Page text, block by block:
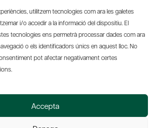
utilitzem tecnologies com ara les galetes
i/o accedir a la informació del dispositiu. El
tecnologies ens permetrà processar dades com ara
o els identificadors únics en aquest lloc. No
pot afectar negativament certes
Accepta
info@amicsdelpais.com
Suscripció Newsletter
Barcelonesa d'Amics del País